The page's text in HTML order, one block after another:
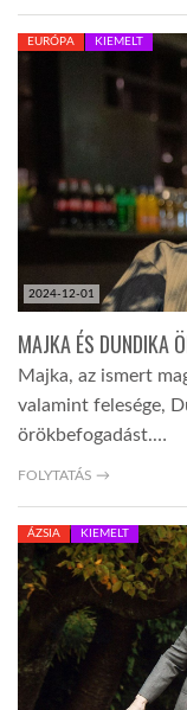
2024-12-01
EURÓPA KIEMELT
MAJKA ÉS DUNDIKA
Majka, az ismert
valamint felesége,
örökbefogadást.…
FOLYTATÁS →
ÁZSIA KIEMELT